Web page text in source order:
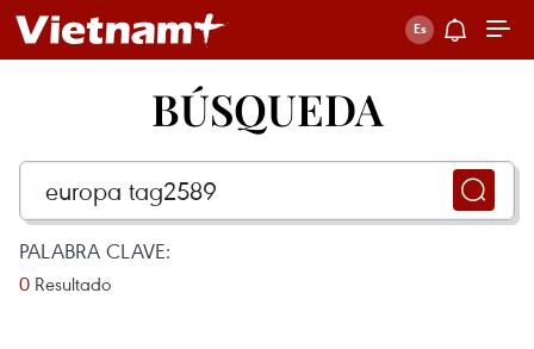
BÚSQUEDA
PALABRA CLAVE:
0 Resultado